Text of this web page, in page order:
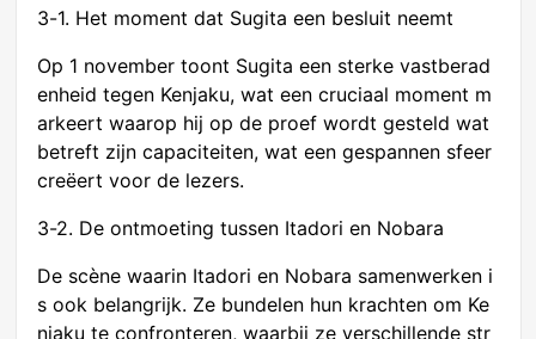
3-1. Het moment dat Sugita een besluit neemt
Op 1 november toont Sugita een sterke vastberad
enheid tegen Kenjaku, wat een cruciaal moment m
arkeert waarop hij op de proef wordt gesteld wat
betreft zijn capaciteiten, wat een gespannen sfeer
creëert voor de lezers.
3-2. De ontmoeting tussen Itadori en Nobara
De scène waarin Itadori en Nobara samenwerken i
s ook belangrijk. Ze bundelen hun krachten om Ke
njaku te confronteren, waarbij ze verschillende str